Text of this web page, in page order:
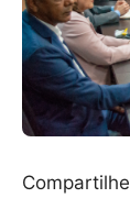
Compartilhe